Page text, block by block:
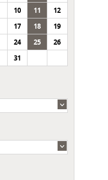
10 11
12
17 18
19
24 25
26
31